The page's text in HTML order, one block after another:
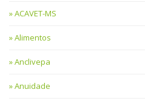
ACAVET-MS
Alimentos
Anclivepa
Anuidade